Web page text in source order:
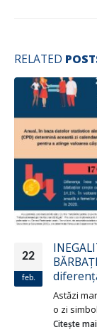
RELATED
22
feb.
Astăzi
o zi
Citește